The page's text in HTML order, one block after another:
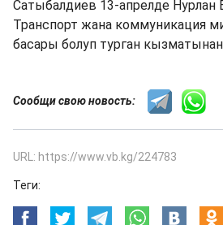
Сатыбалдиев 13-апрелде Нурлан
Транспорт жана коммуникация
басары болуп турган
Сообщи свою новость:
URL: https://www.vb.kg/224783
Теги: